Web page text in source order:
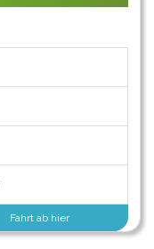
Fahrt ab hier